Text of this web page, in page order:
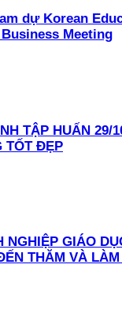
dự Korean
Meeting
TẬP HUẤN 29/
TỐT ĐẸP
NGHIỆP GIÁO
THĂM VÀ